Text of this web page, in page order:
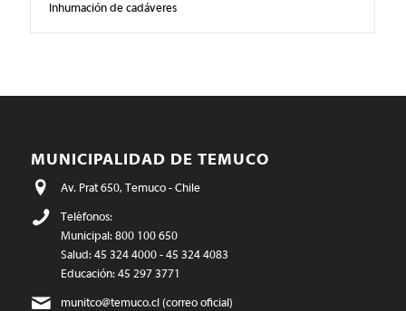
Inhumación de cadáveres
MUNICIPALIDAD DE TEMUCO
Av. Prat 650, Temuco - Chile
Teléfonos:
Municipal: 800 100 650
Salud: 45 324 4000 - 45 324 4083
Educación: 45 297 3771
munitco@temuco.cl(correo oficial)